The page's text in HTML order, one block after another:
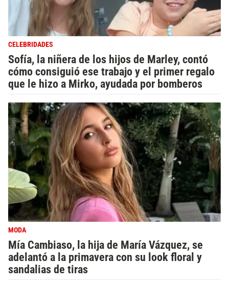
CELEBRIDADES
Sofía, la niñera de los hijos de Marley, contó
cómo consiguió ese trabajo y el primer regalo
que le hizo a Mirko, ayudada por bomberos
MODA
Mía Cambiaso, la hija de María Vázquez, se
adelantó a la primavera con su look floral y
sandalias de tiras